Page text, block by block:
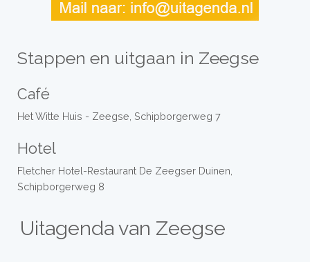
Stappen en uitgaan in Zeegse
Café
Het Witte Huis - Zeegse, Schipborgerweg 7
Hotel
Fletcher Hotel-Restaurant De Zeegser Duinen,
Schipborgerweg 8
Uitagenda van Zeegse